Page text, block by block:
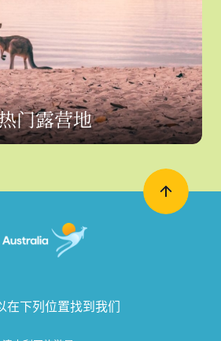
门露营地
在下列位置找到我们